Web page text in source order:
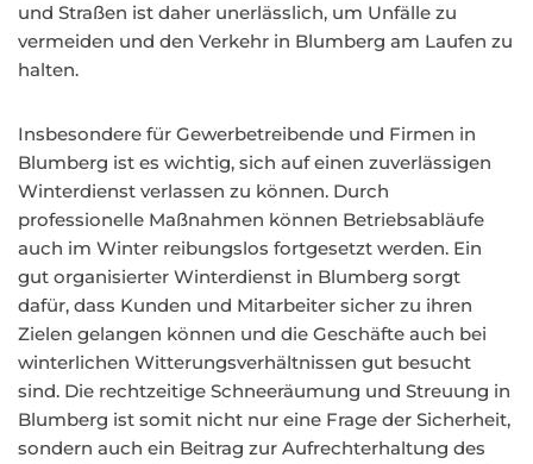
und Straßen ist daher unerlässlich, um Unfälle zu
vermeiden und den Verkehr in Blumberg am Laufen zu
halten.
Insbesondere für Gewerbetreibende und Firmen in
Blumberg ist es wichtig, sich auf einen zuverlässigen
Winterdienst verlassen zu können. Durch
professionelle Maßnahmen können Betriebsabläufe
auch im Winter reibungslos fortgesetzt werden. Ein
gut organisierter Winterdienst in Blumberg sorgt
dafür, dass Kunden und Mitarbeiter sicher zu ihren
Zielen gelangen können und die Geschäfte auch bei
winterlichen Witterungsverhältnissen gut besucht
sind. Die rechtzeitige Schneeräumung und Streuung in
Blumberg ist somit nicht nur eine Frage der Sicherheit,
sondern auch ein Beitrag zur Aufrechterhaltung des